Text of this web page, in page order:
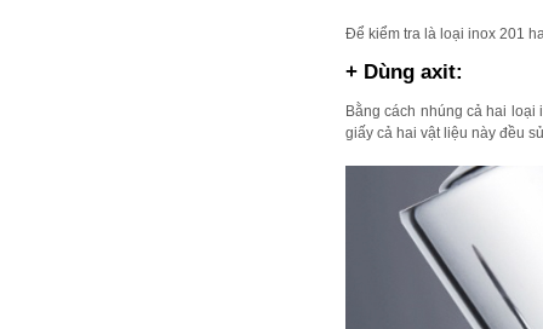
Để kiểm tra là loại inox 201
+ Dùng axit:
Bằng cách nhúng cả hai loại
giấy cả hai vật liệu này đều